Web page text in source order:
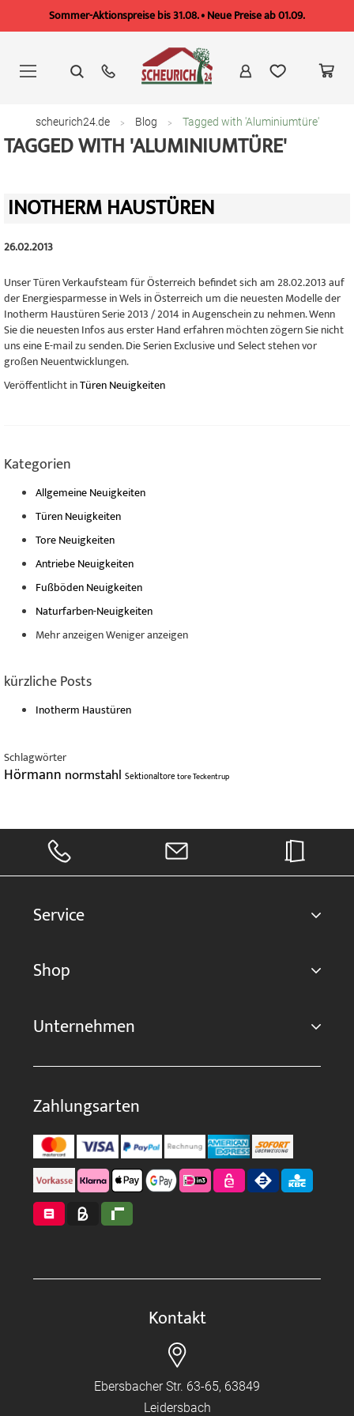
Sommer-Aktionspreise bis 31.08. • Neue Preise ab 01.09.
springen
scheurich24.de Blog Tagged with 'Aluminiumtüre'
TAGGED WITH 'ALUMINIUMTÜRE'
INOTHERM HAUSTÜREN
26.02.2013
Unser Türen Verkaufsteam für Österreich befindet sich am 28.02.2013 auf
der Energiesparmesse in Wels in Österreich um die neuesten Modelle der
Inotherm Haustüren Serie 2013 / 2014 in Augenschein zu nehmen. Wenn
Sie die neuesten Infos aus erster Hand erfahren möchten zögern Sie nicht
uns eine E-mail zu senden. Die Serien Exclusive und Select stehen vor
großen Neuentwicklungen.
Veröffentlicht inTüren Neuigkeiten
Kategorien
Allgemeine Neuigkeiten
Türen Neuigkeiten
Tore Neuigkeiten
Antriebe Neuigkeiten
Fußböden Neuigkeiten
Naturfarben-Neuigkeiten
Mehr anzeigenWeniger anzeigen
kürzliche Posts
Inotherm Haustüren
Schlagwörter
Hörmann normstahl SektionaltoretoreTeckentrup
Service
Shop
Unternehmen
Zahlungsarten
Kontakt
Ebersbacher Str. 63-65, 63849
Leidersbach